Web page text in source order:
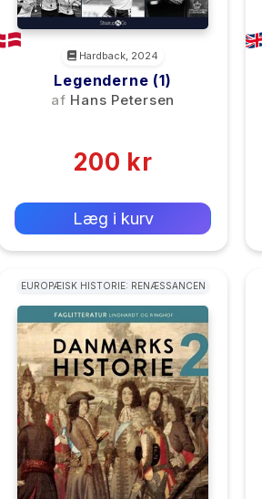
Hardback, 2024
Legenderne (1)
af Hans Petersen
200 kr
Læg i kurv
EUROPÆISK HISTORIE: RENÆSSANCEN